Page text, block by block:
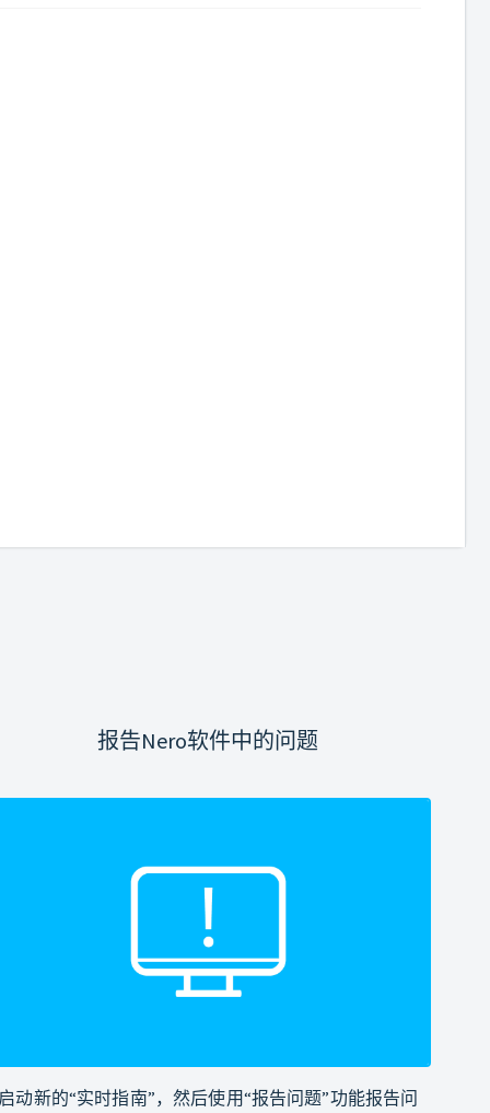
报告Nero软件中的问题
动新的“实时指南”，然后使用“报告问题”功能报告问